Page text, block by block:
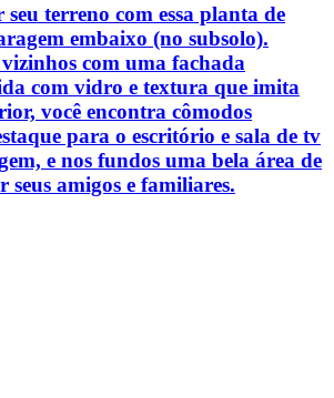
terreno com essa planta de
embaixo (no subsolo).
vizinhos com uma fachada
com vidro e textura que imita
você encontra cômodos
para o escritório e sala de tv
e nos fundos uma bela área de
seus amigos e familiares.